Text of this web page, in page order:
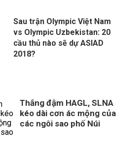
Sau trận Olympic Việt Nam
vs Olympic Uzbekistan: 20
cầu thủ nào sẽ dự ASIAD
2018?
Thắng đậm HAGL, SLNA
kéo dài cơn ác mộng của
các ngôi sao phố Núi